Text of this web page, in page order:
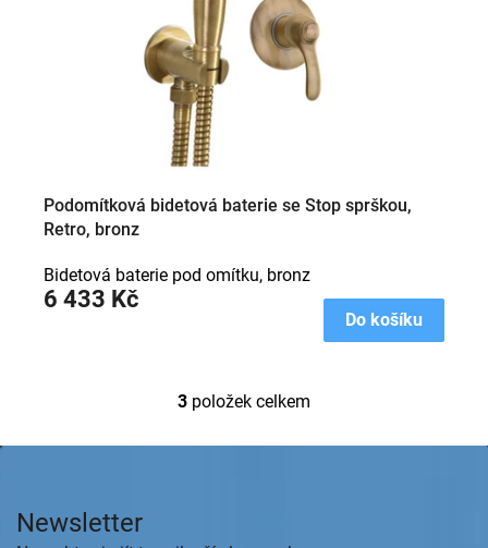
Podomítková bidetová baterie se Stop sprškou,
Retro, bronz
6 433 Kč
Do košíku
Bidetová baterie pod omítku, bronz
O
l
3 položek celkem
Z
Newsletter